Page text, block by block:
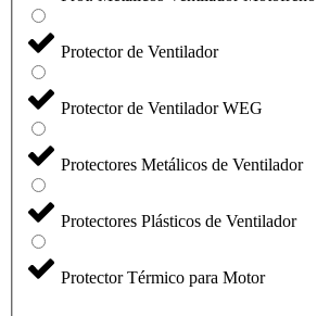
Protector de Ventilador
Protector de Ventilador WEG
Protectores Metálicos de Ventilador
Protectores Plásticos de Ventilador
Protector Térmico para Motor